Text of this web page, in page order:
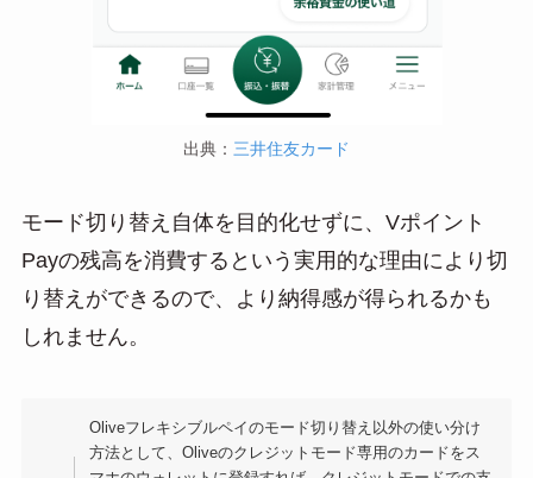
出典： 三井住友カード
モード切り替え自体を目的化せずに、Vポイント
Payの残高を消費するという実用的な理由により切
り替えができるので、より納得感が得られるかも
しれません。
Oliveフレキシブルペイのモード切り替え以外の使い分け
方法として、Oliveのクレジットモード専用のカードをス